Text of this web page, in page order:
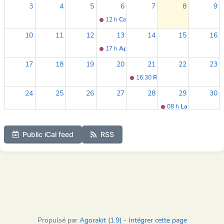
3 4 5 6
12 h Café des aidants (LE GUICHET DE LA
7 8 9
10 11 12 13
17 h Apéro Jeux (LE GUICHET DE LA
14 15 16
17 18 19 20 21
16:30 Rencontre Mensuelle
22 23
24 25 26 27 28 29
08 h Lacoustique !
30
07 h
Public iCal feed RSS
Propulsé par Agorakit (1.9) - Intégrer cette page